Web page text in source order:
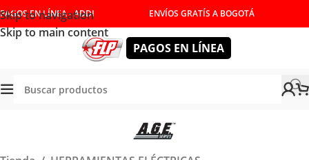
Skip to navigation
Skip to main content
PAGOS EN LÍNEA - ADDI ENVÍOS GRATÍS A BOGOTÁ
PAGOS EN LÍNEA